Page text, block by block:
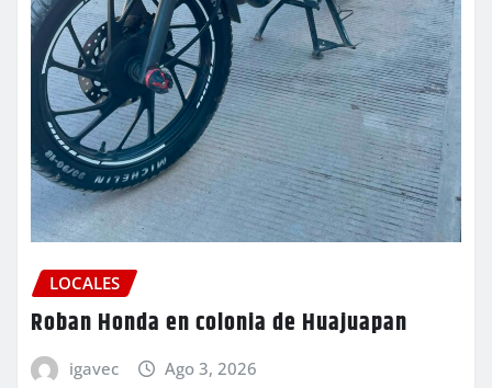
LOCALES
Roban Honda en colonia de Huajuapan
igavec Ago 3, 2026